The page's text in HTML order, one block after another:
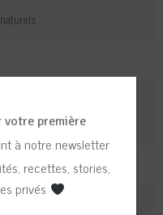
votre première
à notre newsletter
recettes, stories,
privés